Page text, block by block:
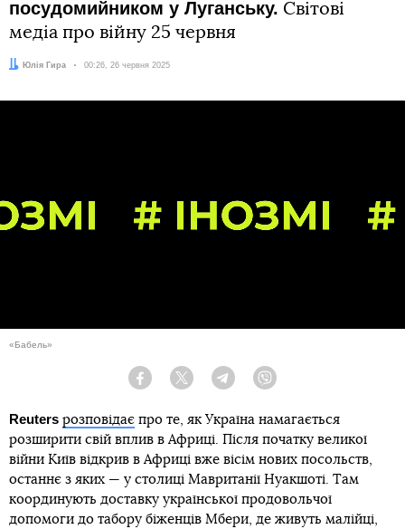
посудомийником у Луганську. Світові
медіа про війну 25 червня
Автор:Юлія Гира Дата:
00:26, 26 червня 2025
«Бабель»
Facebook Twitter Telegram
Reuters розповідає про те, як Україна намагається
розширити свій вплив в Африці. Після початку великої
війни Київ відкрив в Африці вже вісім нових посольств,
останнє з яких — у столиці Мавританії Нуакшоті. Там
координують доставку української продовольчої
допомоги до табору біженців Мбери, де живуть малійці,